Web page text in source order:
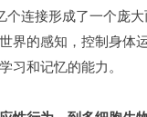
个连接形成了一个庞大
界的感知，控制身体
习和记忆的能力。